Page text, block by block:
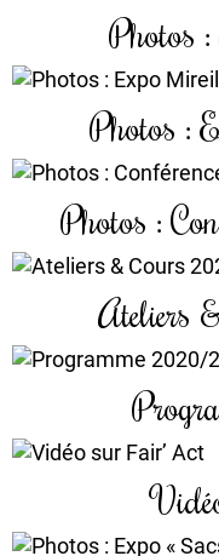
Photos
Photos :
Photos :
Ateliers